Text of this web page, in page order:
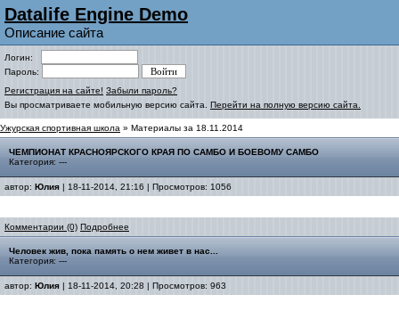
Datalife Engine Demo
Описание сайта
Логин:
Пароль:
Регистрация на сайте! Забыли пароль?
Вы просматриваете мобильную версию сайта. Перейти на полную версию сайта.
Ужурская спортивная школа » Материалы за 18.11.2014
ЧЕМПИОНАТ КРАСНОЯРСКОГО КРАЯ ПО САМБО И БОЕВОМУ САМБО
Категория: ---
автор: Юлия | 18-11-2014, 21:16 | Просмотров: 1056
Комментарии (0) Подробнее
Человек жив, пока память о нем живет в нас...
Категория: ---
автор: Юлия | 18-11-2014, 20:28 | Просмотров: 963